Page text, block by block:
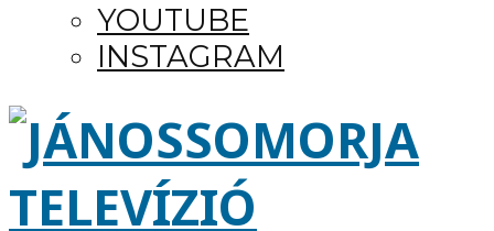
YOUTUBE
INSTAGRAM